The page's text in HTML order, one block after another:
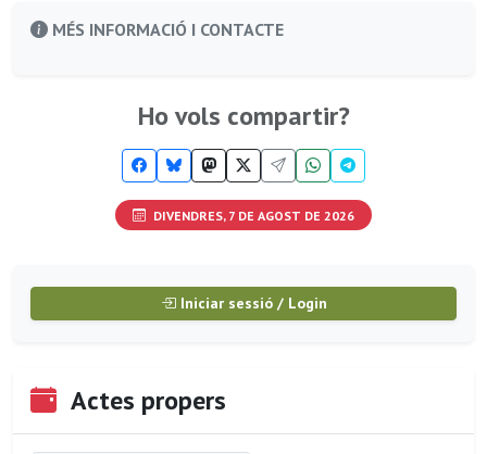
MÉS INFORMACIÓ I CONTACTE
Ho vols compartir?
DIVENDRES, 7 DE AGOST DE 2026
Iniciar sessió / Login
Actes propers